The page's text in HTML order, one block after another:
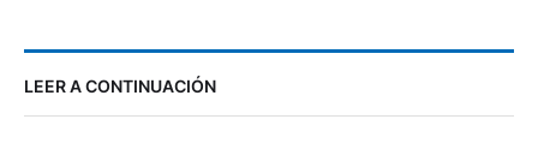
LEER A CONTINUACIÓN